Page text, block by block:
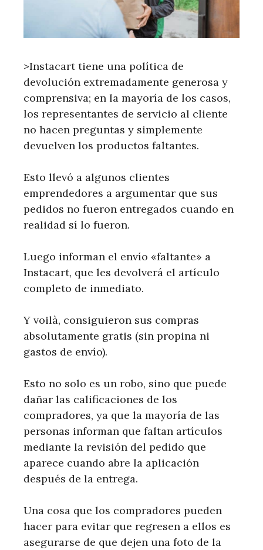
>Instacart tiene una política de
devolución extremadamente generosa y
comprensiva; en la mayoría de los casos,
los representantes de servicio al cliente
no hacen preguntas y simplemente
devuelven los productos faltantes.
Esto llevó a algunos clientes
emprendedores a argumentar que sus
pedidos no fueron entregados cuando en
realidad sí lo fueron.
Luego informan el envío «faltante» a
Instacart, que les devolverá el artículo
completo de inmediato.
Y voilà, consiguieron sus compras
absolutamente gratis (sin propina ni
gastos de envío).
Esto no solo es un robo, sino que puede
dañar las calificaciones de los
compradores, ya que la mayoría de las
personas informan que faltan artículos
mediante la revisión del pedido que
aparece cuando abre la aplicación
después de la entrega.
Una cosa que los compradores pueden
hacer para evitar que regresen a ellos es
asegurarse de que dejen una foto de la